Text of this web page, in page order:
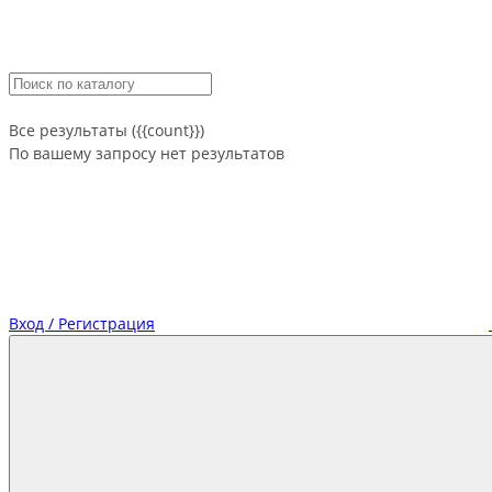
Все результаты ({{count}})
По вашему запросу нет результатов
Вход / Регистрация